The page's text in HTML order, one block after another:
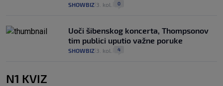
SHOWBIZ 3. kol. 0
Uoči šibenskog koncerta, Thompsonov
tim publici uputio važne poruke
SHOWBIZ 3. kol. 4
N1 KVIZ